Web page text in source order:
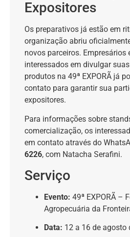
Expositores
Os preparativos já estão em
organização abriu
novos parceiros. Empresários
interessados em divulgar
produtos na 49ª EXPORÃ já
contato para garantir sua
expositores.
Para informações sobre
comercialização, os
em contato através do
6226, com Natacha Serafini.
Serviço
Evento: 49ª EXPORÃ –
Agropecuária da
Data: 12 a 16 de agosto